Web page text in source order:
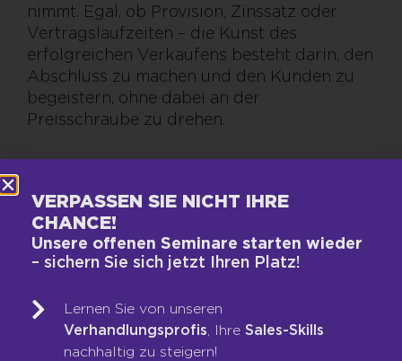
nimmt. Egal, ob Provision, Zinssatz oder
Vertragslaufzeiten – die Kunst des
erfolgreichen Verkaufens besteht darin, den
Abschluss zu machen und den Kunden zu
begeistern, ohne dabei an der
Preisschraube zu drehen.
WAS WIR TUN
Vertriebs-DNA-Gutachten®
Training & Coaching
Blended Learning
VERPASSEN SIE NICHT IHRE
CHANCE!
Unsere offenen Seminare starten wieder
– sichern Sie sich jetzt Ihren Platz!
Lernen Sie von unseren
Verhandlungsprofis, IhreSales-Skills
nachhaltig zu steigern!